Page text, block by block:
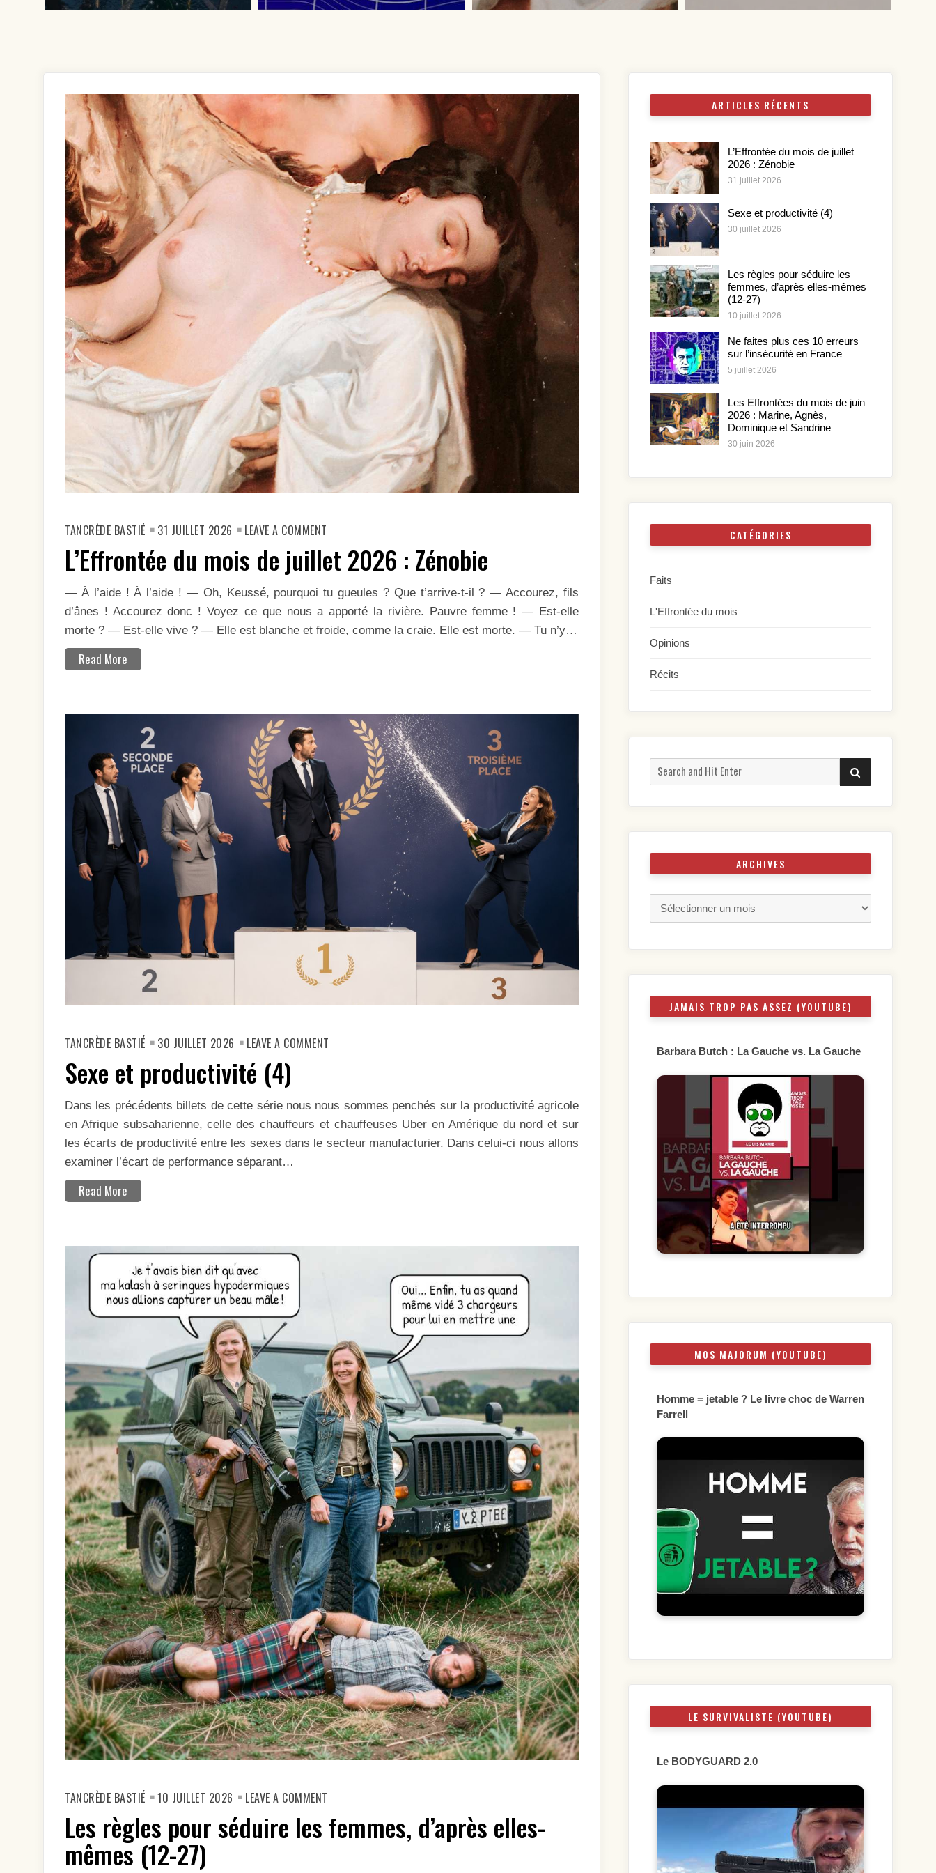
TANCRÈDE BASTIÉ 31 JUILLET 2026 LEAVE A COMMENT
MOIS
DE
JUILLET
2026 :
ZÉNOBIE
L’Effrontée du mois de juillet 2026 : Zénobie
— À l’aide ! À l’aide ! — Oh, Keussé, pourquoi tu gueules ? Que t’arrive-t-il ? — Accourez, fils
d’ânes ! Accourez donc ! Voyez ce que nous a apporté la rivière. Pauvre femme ! — Est-elle
morte ? — Est-elle vive ? — Elle est blanche et froide, comme la craie. Elle est morte. — Tu n’y…
Read More
TANCRÈDE BASTIÉ 30 JUILLET 2026 LEAVE A COMMENT
Sexe et productivité (4)
Dans les précédents billets de cette série nous nous sommes penchés sur la productivité agricole
en Afrique subsaharienne, celle des chauffeurs et chauffeuses Uber en Amérique du nord et sur
les écarts de productivité entre les sexes dans le secteur manufacturier. Dans celui-ci nous allons
examiner l’écart de performance séparant…
Read More
TANCRÈDE BASTIÉ 10 JUILLET 2026 LEAVE A COMMENT
POUR
SÉDUIRE
LES
Les règles pour séduire les femmes, d’après elles-
mêmes (12-27)
ARTICLES RÉCENTS
L’Effrontée du mois de juillet
2026 : Zénobie
31 juillet 2026
Sexe et productivité (4)
30 juillet 2026
Les règles pour séduire les
femmes, d’après elles-mêmes
(12-27)
10 juillet 2026
Ne faites plus ces 10 erreurs
sur l’insécurité en France
5 juillet 2026
Les Effrontées du mois de juin
2026 : Marine, Agnès,
Dominique et Sandrine
30 juin 2026
CATÉGORIES
Faits
L'Effrontée du mois
Opinions
Récits
Search
for:
SEARCH
ARCHIVES
JAMAIS TROP PAS ASSEZ (YOUTUBE)
Barbara Butch : La Gauche vs. La Gauche
MOS MAJORUM (YOUTUBE)
Homme = jetable ? Le livre choc de Warren
Farrell
LE SURVIVALISTE (YOUTUBE)
Le BODYGUARD 2.0